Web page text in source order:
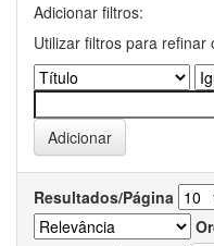
Adicionar filtros:
Utilizar filtros para refinar
Resultados/Página